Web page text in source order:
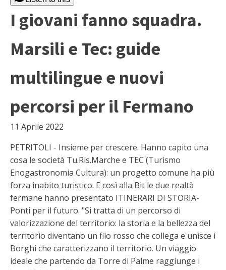
I giovani fanno squadra.
Marsili e Tec: guide
multilingue e nuovi
percorsi per il Fermano
11 Aprile 2022
PETRITOLI - Insieme per crescere. Hanno capito una
cosa le società Tu.Ris.Marche e TEC (Turismo
Enogastronomia Cultura): un progetto comune ha più
forza inabito turistico. E così alla Bit le due realtà
fermane hanno presentato ITINERARI DI STORIA-
Ponti per il futuro. "Si tratta di un percorso di
valorizzazione del territorio: la storia e la bellezza del
territorio diventano un filo rosso che collega e unisce i
Borghi che caratterizzano il territorio. Un viaggio
ideale che partendo da Torre di Palme raggiunge i